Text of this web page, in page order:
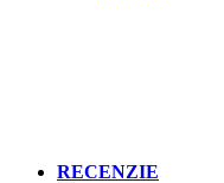
RECENZIE